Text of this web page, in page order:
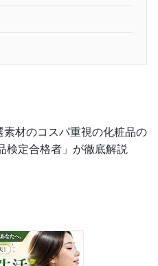
材のコスパ重視の化粧品の
検定合格者」が徹底解説